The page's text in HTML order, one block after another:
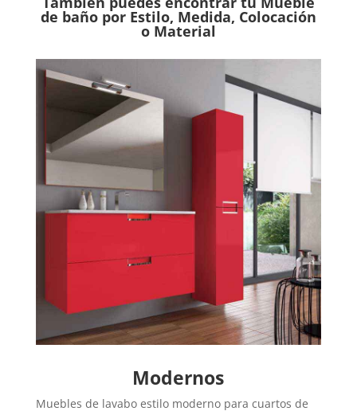
de baño por Estilo, Medida, Colocación
o Material
Modernos
Muebles de lavabo estilo moderno para cuartos de